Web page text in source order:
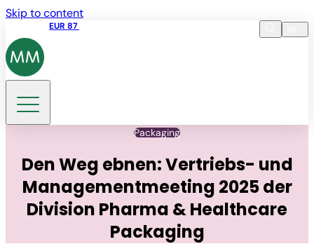
Skip to content
EUR 87
DE
Packaging
Den Weg ebnen: Vertriebs- und
Managementmeeting 2025 der
Division Pharma & Healthcare
Packaging